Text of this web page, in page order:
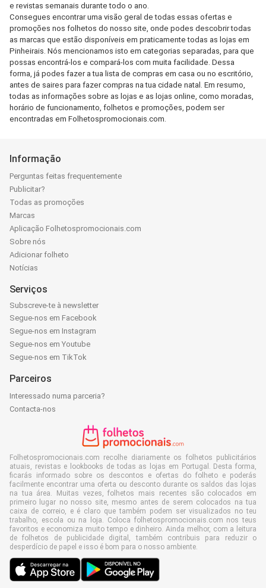
e revistas semanais durante todo o ano.
Consegues encontrar uma visão geral de todas essas ofertas e
promoções nos folhetos do nosso site, onde podes descobrir todas
as marcas que estão disponíveis em praticamente todas as lojas em
Pinheirais. Nós mencionamos isto em categorias separadas, para que
possas encontrá-los e compará-los com muita facilidade. Dessa
forma, já podes fazer a tua lista de compras em casa ou no escritório,
antes de saires para fazer compras na tua cidade natal. Em resumo,
todas as informações sobre as lojas e as lojas online, como moradas,
horário de funcionamento, folhetos e promoções, podem ser
encontradas em Folhetospromocionais.com.
Informação
Perguntas feitas frequentemente
Publicitar?
Todas as promoções
Marcas
Aplicação Folhetospromocionais.com
Sobre nós
Adicionar folheto
Notícias
Serviços
Subscreve-te à newsletter
Segue-nos em Facebook
Segue-nos em Instagram
Segue-nos em Youtube
Segue-nos em TikTok
Parceiros
Interessado numa parceria?
Contacta-nos
Folhetospromocionais.com recolhe diariamente os folhetos publicitários
atuais, revistas e lookbooks de todas as lojas em Portugal. Desta forma,
ficarás informado sobre os descontos e ofertas do folheto e poderás
facilmente encontrar uma oferta ou desconto durante os saldos das lojas
na tua área. Muitas vezes, folhetos mais recentes são colocados em
primeiro lugar no nosso site, mesmo antes de serem colocados na tua
caixa de correio, e é claro que também podem ser visualizados no teu
trabalho, escola ou na loja. Coloca folhetospromocionais.com nos teus
favoritos e economiza muito tempo e dinheiro. Ainda melhor, com a leitura
de folhetos de publicidade digital, também contribuis para reduzir o
desperdício de papel e isso é bom para o nosso ambiente.